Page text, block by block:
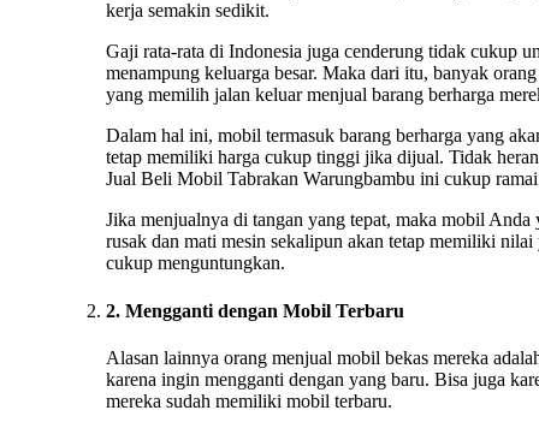
kerja semakin sedikit.
Gaji rata-rata di Indonesia juga cenderung tidak cukup
menampung keluarga besar. Maka dari itu, banyak orang
yang memilih jalan keluar menjual barang berharga
Dalam hal ini, mobil termasuk barang berharga yang
tetap memiliki harga cukup tinggi jika dijual. Tidak
Jual Beli Mobil Tabrakan Warungbambu ini cukup
Jika menjualnya di tangan yang tepat, maka mobil Anda
rusak dan mati mesin sekalipun akan tetap memiliki nilai
cukup menguntungkan.
2. Mengganti dengan Mobil Terbaru
Alasan lainnya orang menjual mobil bekas mereka
karena ingin mengganti dengan yang baru. Bisa juga
mereka sudah memiliki mobil terbaru.